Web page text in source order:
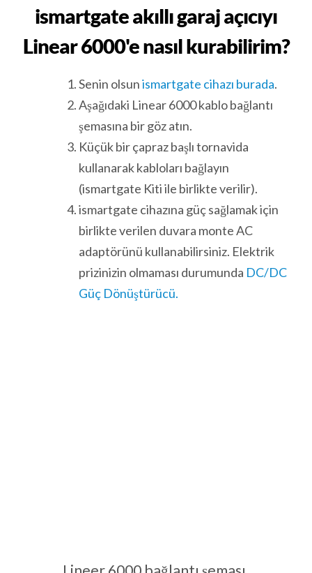
ismartgate akıllı garaj açıcıyı
Linear 6000'e nasıl kurabilirim?
Senin olsunismartgate cihazı burada.
Aşağıdaki Linear 6000 kablo bağlantı
şemasına bir göz atın.
Küçük bir çapraz başlı tornavida
kullanarak kabloları bağlayın
(ismartgate Kiti ile birlikte verilir).
ismartgate cihazına güç sağlamak için
birlikte verilen duvara monte AC
adaptörünü kullanabilirsiniz. Elektrik
prizinizin olmaması durumunda DC/DC
Güç Dönüştürücü.